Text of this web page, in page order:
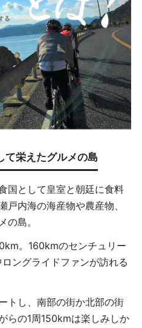
て栄えたグルメの島
国として皇室と朝廷に食料
戸内海の海産物や農産物、
の島。
。160kmのセンチュリー
ングライドファンが訪れる
トし、南部の街か北部の街
らの1周150kmは楽しみしか